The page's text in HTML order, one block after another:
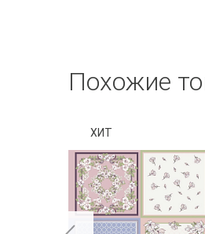
Похожие
ХИТ